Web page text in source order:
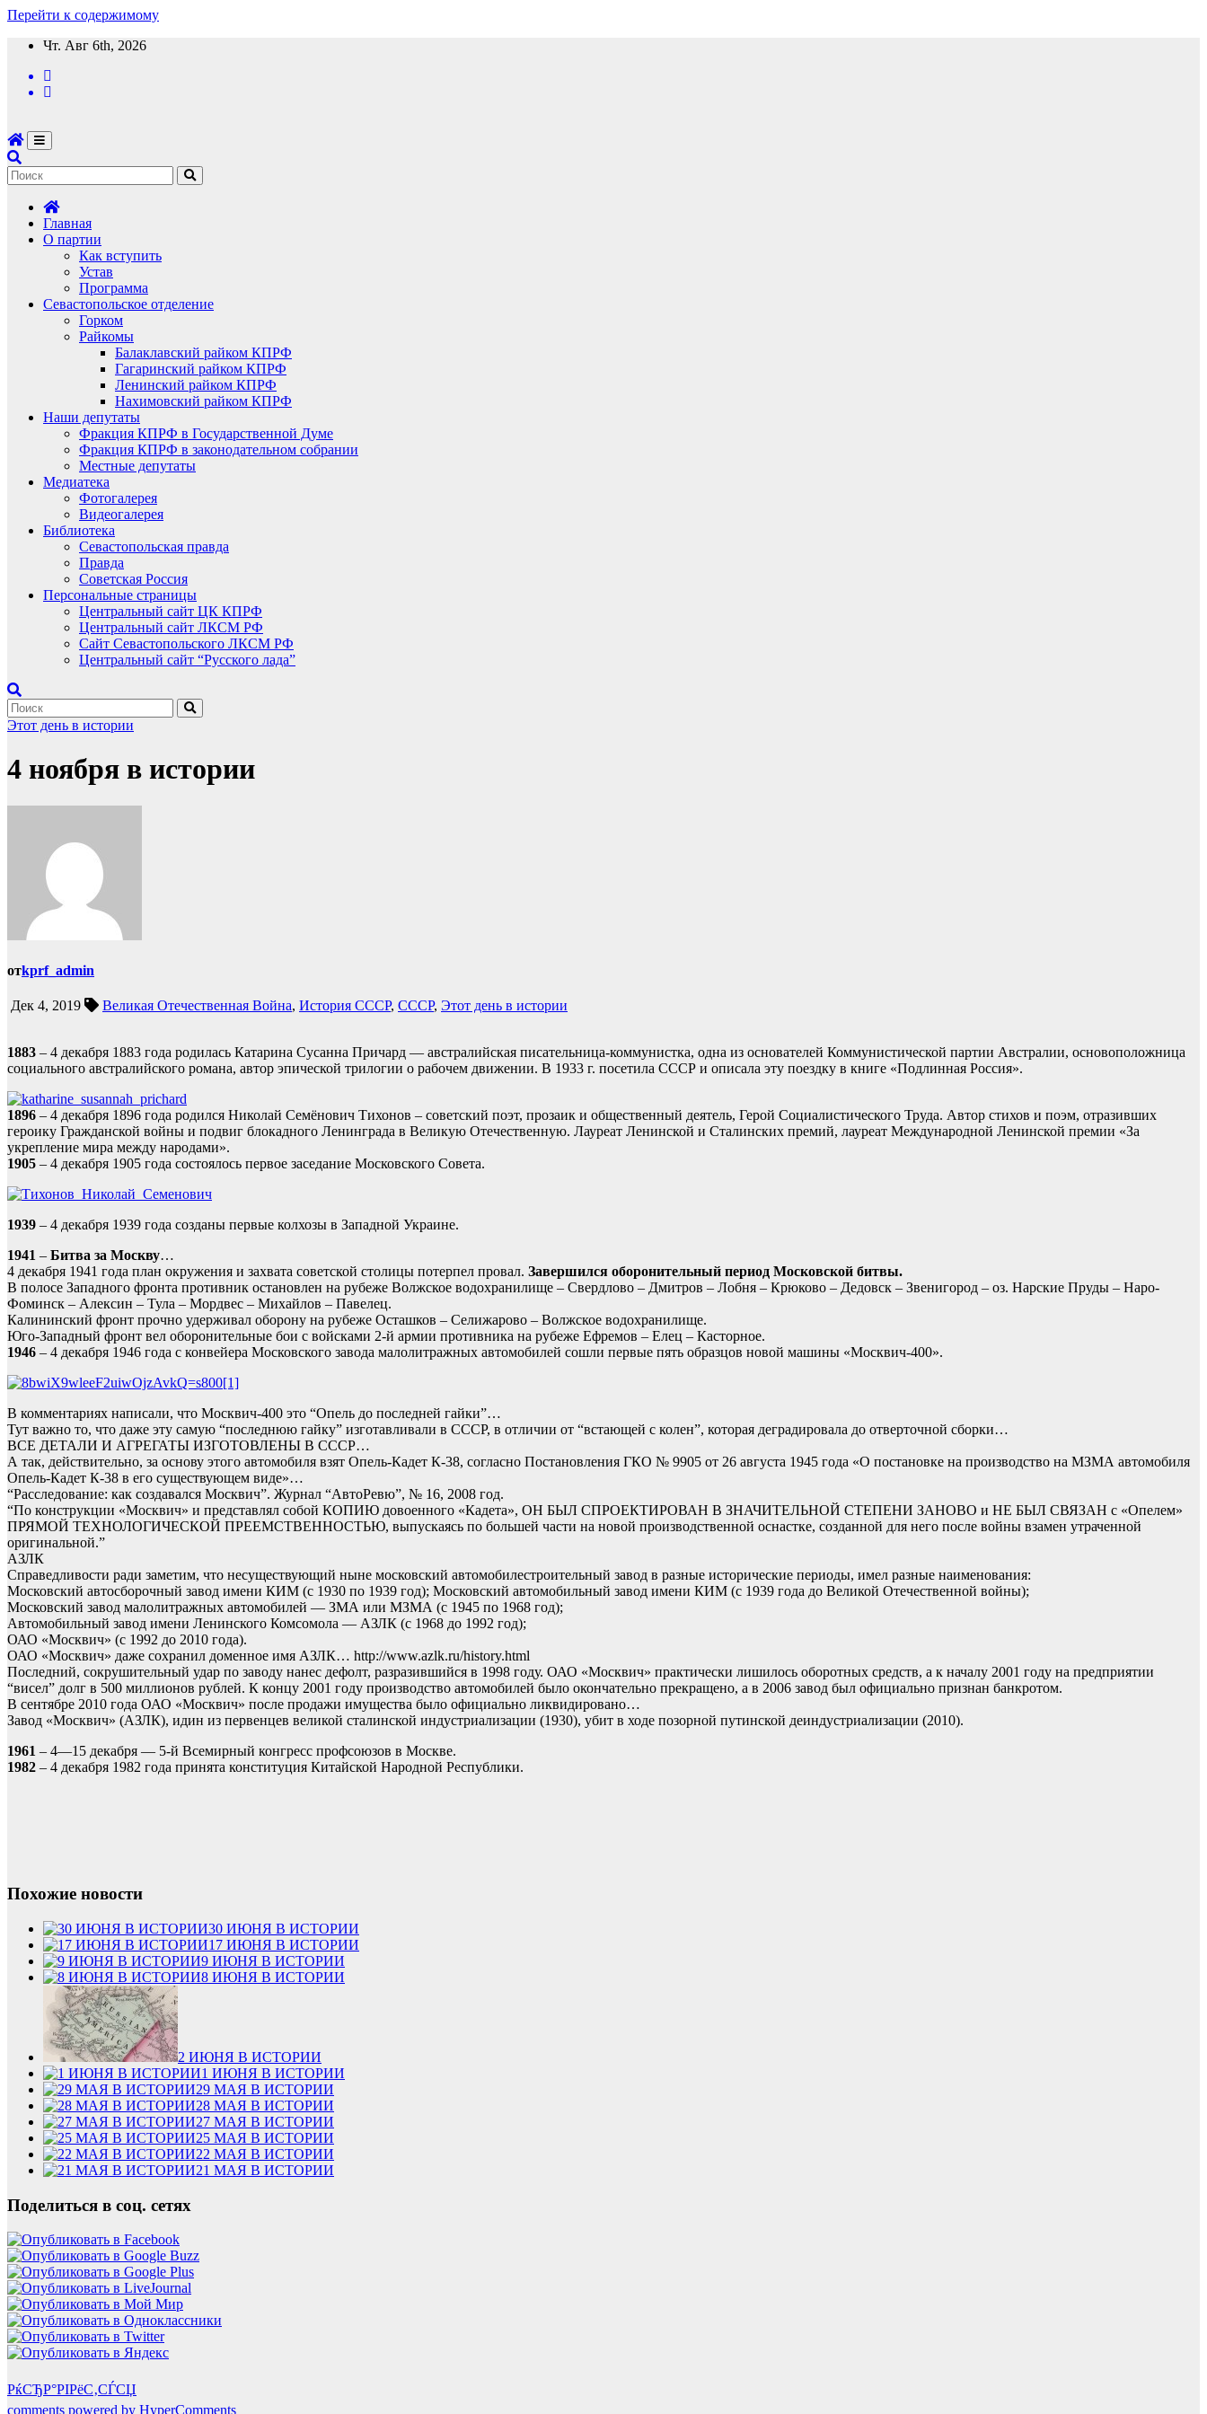
Перейти к содержимому
Чт. Авг 6th, 2026
Главная
О партии
Как вступить
Устав
Программа
Севастопольское отделение
Горком
Райкомы
Балаклавский райком КПРФ
Гагаринский райком КПРФ
Ленинский райком КПРФ
Нахимовский райком КПРФ
Наши депутаты
Фракция КПРФ в Государственной Думе
Фракция КПРФ в законодательном собрании
Местные депутаты
Медиатека
Фотогалерея
Видеогалерея
Библиотека
Севастопольская правда
Правда
Советская Россия
Персональные страницы
Центральный сайт ЦК КПРФ
Центральный сайт ЛКСМ РФ
Сайт Севастопольского ЛКСМ РФ
Центральный сайт “Русского лада”
Этот день в истории
4 ноября в истории
отkprf_admin
Дек 4, 2019 Великая Отечественная Война, История СССР, СССР, Этот день в истории
1883 – 4 декабря 1883 года родилась Катарина Сусанна Причард — австралийская писательница-коммунистка, одна из основателей Коммунистической партии Австралии, основоположница
социального австралийского романа, автор эпической трилогии о рабочем движении. В 1933 г. посетила СССР и описала эту поездку в книге «Подлинная Россия».
1896 – 4 декабря 1896 года родился Николай Семёнович Тихонов – советский поэт, прозаик и общественный деятель, Герой Социалистического Труда. Автор стихов и поэм, отразивших
героику Гражданской войны и подвиг блокадного Ленинграда в Великую Отечественную. Лауреат Ленинской и Сталинских премий, лауреат Международной Ленинской премии «За
укрепление мира между народами».
1905 – 4 декабря 1905 года состоялось первое заседание Московского Совета.
1939 – 4 декабря 1939 года созданы первые колхозы в Западной Украине.
1941 – Битва за Москву…
4 декабря 1941 года план окружения и захвата советской столицы потерпел провал. Завершился оборонительный период Московской битвы.
В полосе Западного фронта противник остановлен на рубеже Волжское водохранилище – Свердлово – Дмитров – Лобня – Крюково – Дедовск – Звенигород – оз. Нарские Пруды – Наро-
Фоминск – Алексин – Тула – Мордвес – Михайлов – Павелец.
Калининский фронт прочно удерживал оборону на рубеже Осташков – Селижарово – Волжское водохранилище.
Юго-Западный фронт вел оборонительные бои с войсками 2-й армии противника на рубеже Ефремов – Елец – Касторное.
1946 – 4 декабря 1946 года с конвейера Московского завода малолитражных автомобилей сошли первые пять образцов новой машины «Москвич-400».
В комментариях написали, что Москвич-400 это “Опель до последней гайки”…
Тут важно то, что даже эту самую “последнюю гайку” изготавливали в СССР, в отличии от “встающей с колен”, которая деградировала до отверточной сборки…
ВСЕ ДЕТАЛИ И АГРЕГАТЫ ИЗГОТОВЛЕНЫ В СССР…
А так, действительно, за основу этого автомобиля взят Опель-Кадет К-38, согласно Постановления ГКО № 9905 от 26 августа 1945 года «О постановке на производство на МЗМА автомобиля
Опель-Кадет К-38 в его существующем виде»…
“Расследование: как создавался Москвич”. Журнал “АвтоРевю”, № 16, 2008 год.
“По конструкции «Москвич» и представлял собой КОПИЮ довоенного «Кадета», ОН БЫЛ СПРОЕКТИРОВАН В ЗНАЧИТЕЛЬНОЙ СТЕПЕНИ ЗАНОВО и НЕ БЫЛ СВЯЗАН с «Опелем»
ПРЯМОЙ ТЕХНОЛОГИЧЕСКОЙ ПРЕЕМСТВЕННОСТЬЮ, выпускаясь по большей части на новой производственной оснастке, созданной для него после войны взамен утраченной
оригинальной.”
АЗЛК
Справедливости ради заметим, что несуществующий ныне московский автомобилестроительный завод в разные исторические периоды, имел разные наименования:
Московский автосборочный завод имени КИМ (с 1930 по 1939 год); Московский автомобильный завод имени КИМ (с 1939 года до Великой Отечественной войны);
Московский завод малолитражных автомобилей — ЗМА или МЗМА (c 1945 по 1968 год);
Автомобильный завод имени Ленинского Комсомола — АЗЛК (с 1968 до 1992 год);
ОАО «Москвич» (с 1992 до 2010 года).
ОАО «Москвич» даже сохранил доменное имя АЗЛК… http://www.azlk.ru/history.html
Последний, сокрушительный удар по заводу нанес дефолт, разразившийся в 1998 году. ОАО «Москвич» практически лишилось оборотных средств, а к началу 2001 году на предприятии
“висел” долг в 500 миллионов рублей. К концу 2001 году производство автомобилей было окончательно прекращено, а в 2006 завод был официально признан банкротом.
В сентябре 2010 года ОАО «Москвич» после продажи имущества было официально ликвидировано…
Завод «Москвич» (АЗЛК), идин из первенцев великой сталинской индустриализации (1930), убит в ходе позорной путинской деиндустриализации (2010).
1961 – 4—15 декабря — 5-й Всемирный конгресс профсоюзов в Москве.
1982 – 4 декабря 1982 года принята конституция Китайской Народной Республики.
Похожие новости
30 ИЮНЯ В ИСТОРИИ
17 ИЮНЯ В ИСТОРИИ
9 ИЮНЯ В ИСТОРИИ
8 ИЮНЯ В ИСТОРИИ
2 ИЮНЯ В ИСТОРИИ
1 ИЮНЯ В ИСТОРИИ
29 МАЯ В ИСТОРИИ
28 МАЯ В ИСТОРИИ
27 МАЯ В ИСТОРИИ
25 МАЯ В ИСТОРИИ
22 МАЯ В ИСТОРИИ
21 МАЯ В ИСТОРИИ
Поделиться в соц. сетях
РќСЂР°РІРёС‚СЃСЏ
comments powered by HyperComments